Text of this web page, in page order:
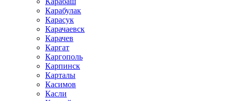
Карабулак
Карасук
Карачаевск
Карачев
Каргат
Каргополь
Карпинск
Карталы
Касимов
Касли